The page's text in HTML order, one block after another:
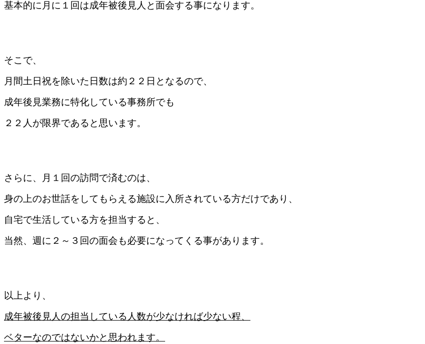
基本的に月に１回は成年被後見人と面会する事になります。
そこで、
月間土日祝を除いた日数は約２２日となるので、
成年後見業務に特化している事務所でも
２２人が限界であると思います。
さらに、月１回の訪問で済むのは、
身の上のお世話をしてもらえる施設に入所されている方だけであり、
自宅で生活している方を担当すると、
当然、週に２～３回の面会も必要になってくる事があります。
以上より、
成年被後見人の担当している人数が少なければ少ない程、
ベターなのではないかと思われます。